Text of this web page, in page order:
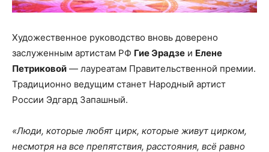
Художественное руководство вновь доверено
заслуженным артистам РФ Гие Эрадзе и Елене
Петриковой — лауреатам Правительственной премии.
Традиционно ведущим станет Народный артист
России Эдгард Запашный.
«Люди, которые любят цирк, которые живут цирком,
несмотря на все препятствия, расстояния, всё равно